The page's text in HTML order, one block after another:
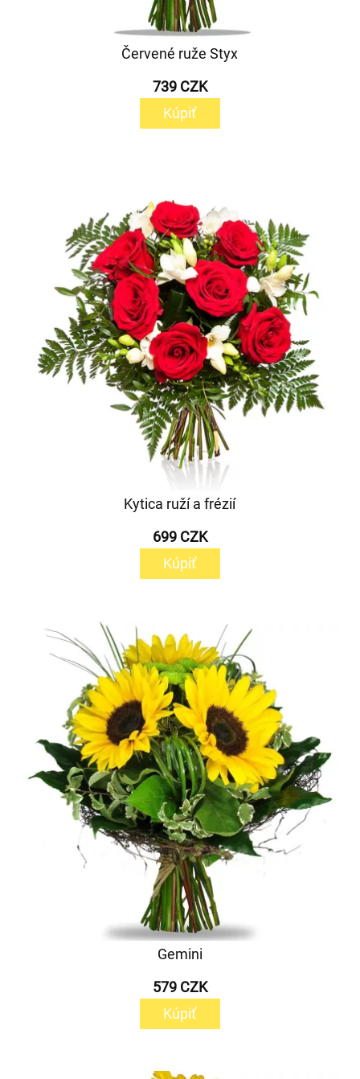
Červené ruže Styx
739 CZK
Kúpiť
Kytica ruží a frézií
699 CZK
Kúpiť
Gemini
579 CZK
Kúpiť